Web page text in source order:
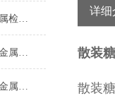
食品麻花油饼高精度剔除金属检测机厂家
食品腊肠腊肉皮带输送剔除金属检测机简介
食品自动剔除辣椒面烧烤粉金属检测机产品简介
详细
散装
散装